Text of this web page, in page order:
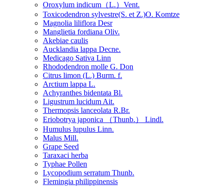
Oroxylum indicum（L.）Vent.
Toxicodendron sylvestre(S. et Z.)O. Komtze
Magnolia liliflora Desr
Manglietia fordiana Oliv.
Akebiae caulis
Aucklandia lappa Decne.
Medicago Sativa Linn
Rhododendron molle G. Don
Citrus limon (L.) Burm. f.
Arctium lappa L.
Achyranthes bidentata Bl.
Ligustrum lucidum Ait.
Thermopsis lanceolata R.Br.
Eriobotrya japonica （Thunb.） Lindl.
Humulus lupulus Linn.
Malus Mill.
Grape Seed
Taraxaci herba
Typhae Pollen
Lycopodium serratum Thunb.
Flemingia philippinensis